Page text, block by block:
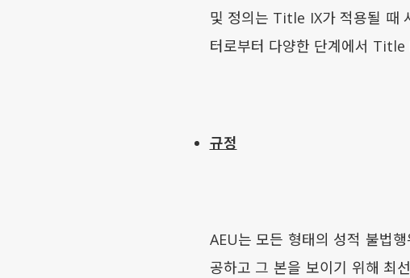
및 정의는 Title IX가 적용될 때
터로부터 다양한 단계에서 Title
규정
AEU는 모든 형태의 성적 불법
공하고 그 본을 보이기 위해 최